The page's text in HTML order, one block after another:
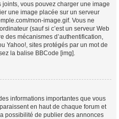
joints, vous pouvez charger une image
une image placée sur un serveur
mon-image.gif. Vous ne
(sauf si c’est un serveur Web
des mécanismes d’authentification,
Yahoo!, sites protégés par un mot de
la balise BBCode [img].
informations importantes que vous
en haut de chaque forum et
possibilité de publier des annonces